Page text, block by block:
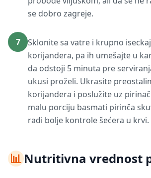
se dobro zagreje.
7
Sklonite sa vatre i krupno
korijandera, pa ih umešajte u
da odstoji 5 minuta pre
ukusi proželi. Ukrasite
korijandera i poslužite uz
malu porciju basmati pirinča
radi bolje kontrole šećera u krvi.
📊Nutritivna vrednost